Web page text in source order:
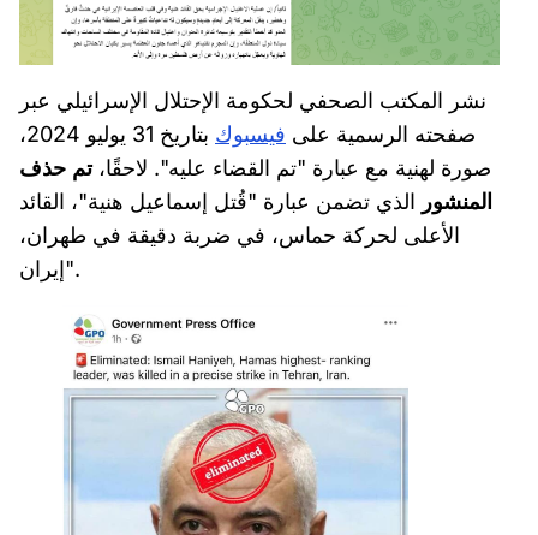
نشر المكتب الصحفي لحكومة الإحتلال الإسرائيلي عبر
صفحته الرسمية على فيسبوك
بتاريخ 31 يوليو 2024،
صورة لهنية مع عبارة "تم القضاء عليه". لاحقًا،تم حذف
المنشور الذي تضمن عبارة "قُتل إسماعيل هنية"، القائد
الأعلى لحركة حماس، في ضربة دقيقة في طهران،
إيران".